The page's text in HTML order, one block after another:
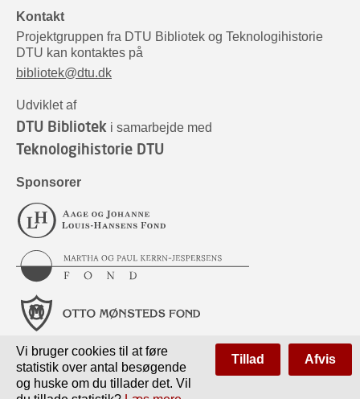
Kontakt
Projektgruppen fra DTU Bibliotek og Teknologihistorie
DTU kan kontaktes på
bibliotek@dtu.dk
Udviklet af
DTU Bibliotek i samarbejde med
Teknologihistorie DTU
Sponsorer
Vi bruger cookies til at føre
statistik over antal besøgende
og huske om du tillader det. Vil
Tillad Afvis